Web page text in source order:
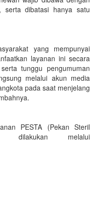
serta dibatasi hanya satu
yang mempunyai
layanan ini secara
tunggu pengumuman
melalui akun media
pada saat menjelang
PESTA (Pekan Steril
melalui